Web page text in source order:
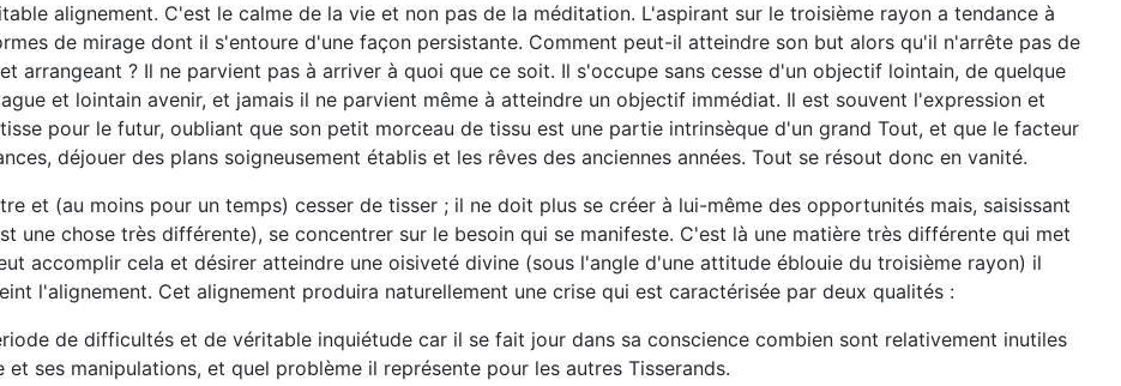
alignement. C'est le calme de la vie et non pas de la méditation. L'aspirant sur le troisième rayon a tendance à
de mirage dont il s'entoure d'une façon persistante. Comment peut-il atteindre son but alors qu'il n'arrête pas de
arrangeant ? Il ne parvient pas à arriver à quoi que ce soit. Il s'occupe sans cesse d'un objectif lointain, de quelque
et lointain avenir, et jamais il ne parvient même à atteindre un objectif immédiat. Il est souvent l'expression et
pour le futur, oubliant que son petit morceau de tissu est une partie intrinsèque d'un grand Tout, et que le facteur
déjouer des plans soigneusement établis et les rêves des anciennes années. Tout se résout donc en vanité.
et (au moins pour un temps) cesser de tisser ; il ne doit plus se créer à lui-même des opportunités mais, saisissant
une chose très différente), se concentrer sur le besoin qui se manifeste. C'est là une matière très différente qui met
accomplir cela et désirer atteindre une oisiveté divine (sous l'angle d'une attitude éblouie du troisième rayon) il
l'alignement. Cet alignement produira naturellement une crise qui est caractérisée par deux qualités :
de difficultés et de véritable inquiétude car il se fait jour dans sa conscience combien sont relativement inutiles
et ses manipulations, et quel problème il représente pour les autres Tisserands.